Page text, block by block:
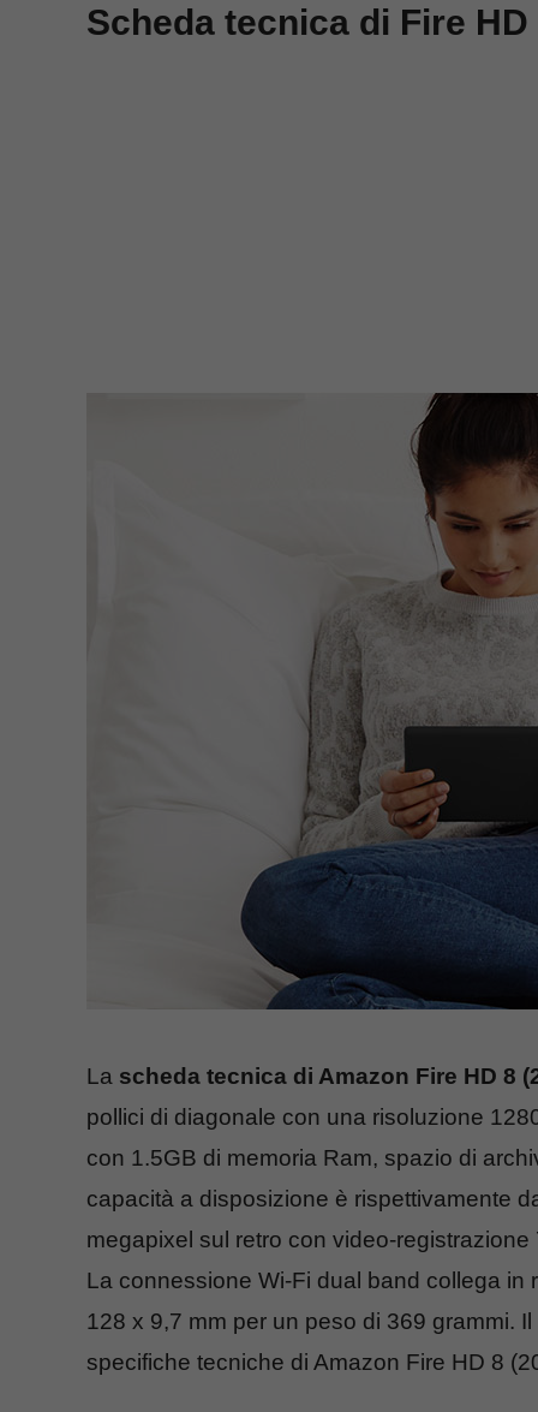
Scheda tecnica di Fire HD
La scheda tecnica di Amazon Fire HD 8
pollici di diagonale con una risoluzione
con 1.5GB di memoria Ram, spazio di
capacità a disposizione è rispettivamente
megapixel sul retro con video-
La connessione Wi-Fi dual band collega
128 x 9,7 mm per un peso di 369 grammi.
specifiche tecniche di Amazon Fire HD 8